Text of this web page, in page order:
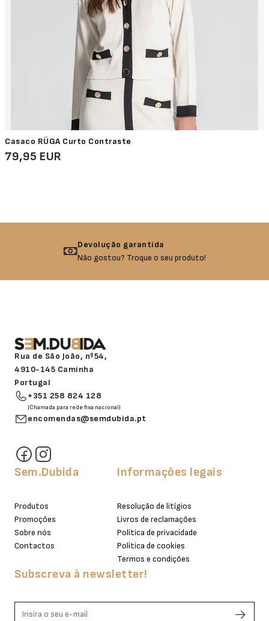
Casaco RÜGA Curto Contraste
79,95 EUR
Devolução garantida
Não gostou? Troque o seu produto!
Rua de São João, nº54,
4910-145 Caminha
Portugal
+351 258 824 128
(Chamada para rede fixa nacional)
encomendas@semdubida.pt
Sem.Dubida
Produtos
Promoções
Sobre nós
Contactos
Informações legais
Resolução de litígios
Livros de reclamações
Política de privacidade
Política de cookies
Termos e condições
Subscreva à newsletter!